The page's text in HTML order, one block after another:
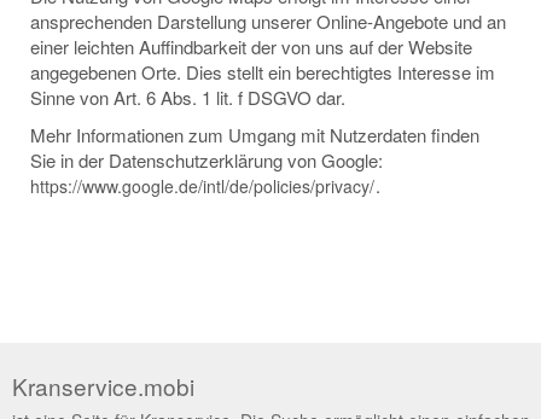
ansprechenden Darstellung unserer Online-Angebote und an
einer leichten Auffindbarkeit der von uns auf der Website
angegebenen Orte. Dies stellt ein berechtigtes Interesse im
Sinne von Art. 6 Abs. 1 lit. f DSGVO dar.
Mehr Informationen zum Umgang mit Nutzerdaten finden
Sie in der Datenschutzerklärung von Google:
https://www.google.de/intl/de/policies/privacy/.
Kranservice.mobi